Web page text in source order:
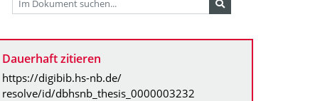
Dauerhaft zitieren
https://digibib.hs-nb.de/
resolve/id/dbhsnb_thesis_0000003232